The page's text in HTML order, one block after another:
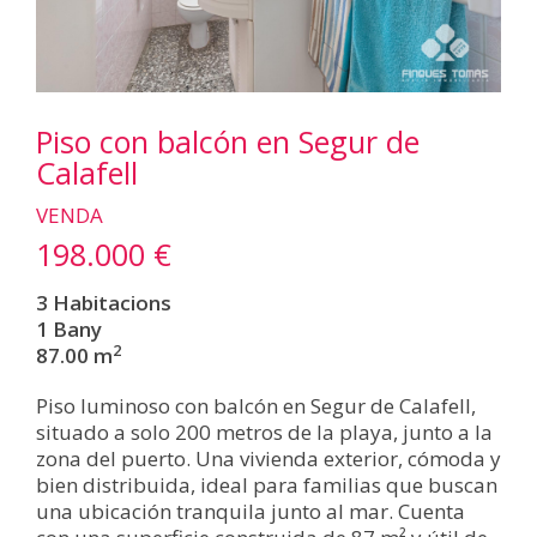
Piso con balcón en Segur de
Calafell
VENDA
198.000 €
3 Habitacions
1 Bany
87.00 m2
Piso luminoso con balcón en Segur de Calafell,
situado a solo 200 metros de la playa, junto a la
zona del puerto. Una vivienda exterior, cómoda y
bien distribuida, ideal para familias que buscan
una ubicación tranquila junto al mar. Cuenta